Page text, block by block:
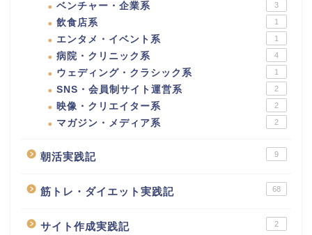
ベンチャー・企業系 3
飲食店系 1
エンタメ・イベント系 1
病院・クリニック系 4
ウェディング・クラシック系 1
SNS・会員制サイト運営系 2
映像・クリエイター系 2
マガジン・メディア系 2
朝活実践記 9
筋トレ・ダイエット実践記 68
サイト作成実践記 2